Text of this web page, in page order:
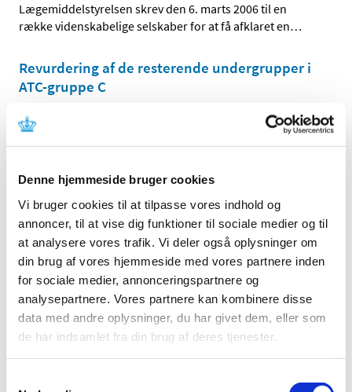
Denne hjemmeside bruger cookies
Vi bruger cookies til at tilpasse vores indhold og
annoncer, til at vise dig funktioner til sociale medier og til
at analysere vores trafik. Vi deler også oplysninger om
din brug af vores hjemmeside med vores partnere inden
for sociale medier, annonceringspartnere og
analysepartnere. Vores partnere kan kombinere disse
data med andre oplysninger, du har givet dem, eller som
de har indsamlet fra din brug af deres tjenester.
Lægemiddelstyrelsen skrev den 6. marts 2006 til en
række videnskabelige selskaber for at få afklaret en…
Revurdering af de resterende undergrupper i
ATC-gruppe C
Lægemiddelstyrelsen har tidligere informeret
virksomheder og en række videnskabelige selskaber…
Brev til videnskabelige selskaber om
blodtryksbehandling
|7. marts 2006 |
Som et led i arbejdet med revurdering af lægemidlers
tilskudsstatus er Lægemiddelstyrelsen begyndt at se på…
Alle (2506)
TID